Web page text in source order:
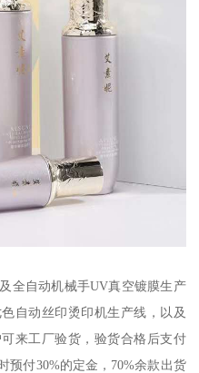
全自动机械手UV真空镀膜生产
自动丝印烫印机生产线，以及
来工厂验货，验货合格后支付
预付30%的定金，70%余款出货